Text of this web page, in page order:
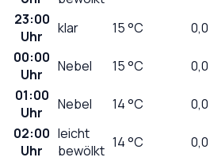
23:00
Uhr
klar 15°C 0,0
00:00
Uhr
Nebel 15°C 0,0
01:00
Uhr
Nebel 14°C 0,0
02:00
Uhr
leicht
bewölkt 14°C 0,0